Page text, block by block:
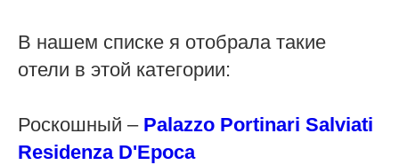
В нашем списке я отобрала такие
отели в этой категории:
Роскошный – Palazzo Portinari Salviati
Residenza D'Epoca